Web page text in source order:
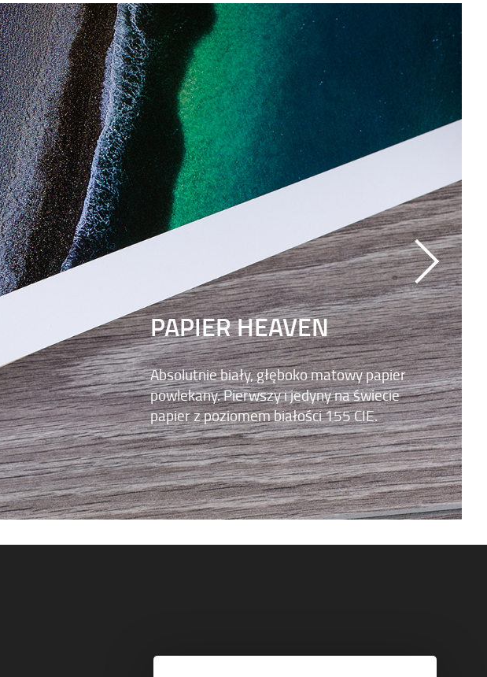
PAPIER HEAVEN
Absolutnie biały, głęboko matowy papier
powlekany. Pierwszy i jedyny na świecie
papier z poziomem białości 155 CIE.